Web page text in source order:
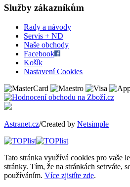
Služby zákazníkům
Rady a návody
Servis + ND
Naše obchody
Facebook
Košík
Nastavení Cookies
Astranet.cz/Created by Netsimple
Tato stránka využívá cookies pro vaše
stránky. Tím, že na stránkách setrváte,
používáním. Více zjistíte zde.